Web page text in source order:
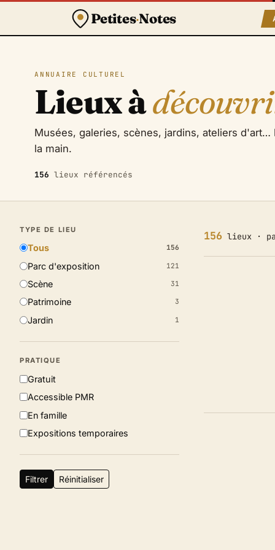
Petites·Notes
ANNUAIRE CULTUREL
Lieux à
Musées, galeries, scènes, jardins, ateliers
la main.
156 lieux référencés
TYPE DE LIEU
Tous 156
Parc d'exposition 121
Scène 31
Patrimoine 3
Jardin 1
PRATIQUE
Gratuit
Accessible PMR
En famille
Expositions temporaires
Filtrer Réinitialiser
156 lieux ·